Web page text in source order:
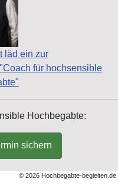
läd ein zur
für hochsensible
Hochbegabte:
sichern
© 2026 Hochbegabte-begleiten.de